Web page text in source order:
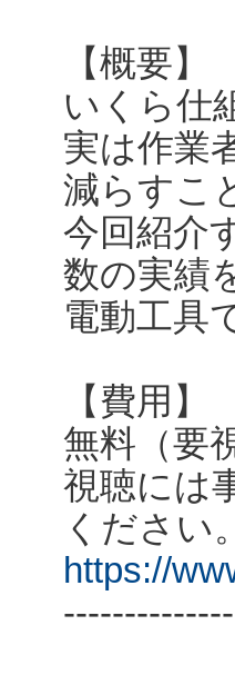
【概要】
いくら仕
実は作業
減らすこ
今回紹介
数の実績
電動工具
【費用】
無料（要
視聴には
ください
https://